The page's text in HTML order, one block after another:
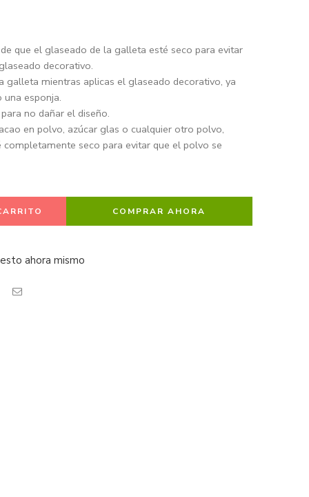
que el glaseado de la galleta esté seco para evitar
decorativo.
galleta mientras aplicas el glaseado decorativo, ya
una esponja.
no dañar el diseño.
en polvo, azúcar glas o cualquier otro polvo,
seco para evitar que el polvo se
COMPRAR AHORA
ahora mismo